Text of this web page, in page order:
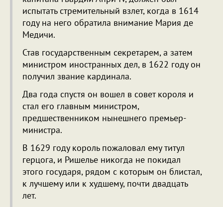
испытать стремительный взлет, когда в 1614
году на него обратила внимание Мария де
Медичи.
Став государственным секретарем, а затем
министром иностранных дел, в 1622 году он
получил звание кардинала.
Два года спустя он вошел в совет короля и
стал его главным министром,
предшественником нынешнего премьер-
министра.
В 1629 году король пожаловал ему титул
герцога, и Ришелье никогда не покидал
этого государя, рядом с которым он блистал,
к лучшему или к худшему, почти двадцать
лет.